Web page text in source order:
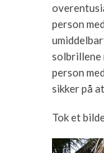
person
solbrillene
person
sikker på
Tok et